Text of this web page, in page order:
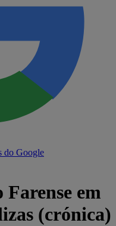
do Google
em
(crónica)